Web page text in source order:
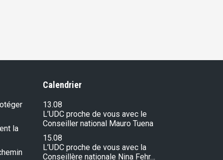
la
Calendrier
13.08
L’UDC proche de vous avec le
Conseiller national Mauro Tuena
15.08
L’UDC proche de vous avec la
Conseillère nationale Nina Fehr…